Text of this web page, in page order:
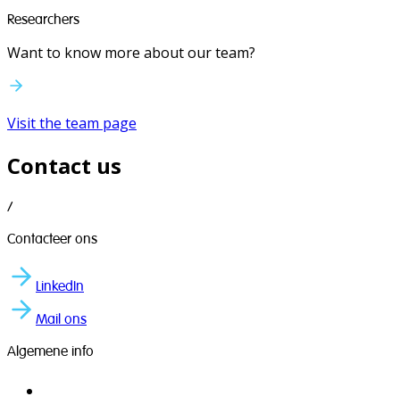
Researchers
Want to know more about our team?
Visit the team page
Contact us
/
Contacteer ons
LinkedIn
Mail ons
Algemene info